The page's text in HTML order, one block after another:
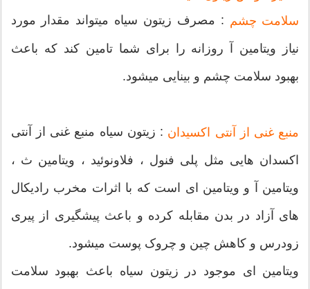
سلامت چشم : مصرف زیتون سیاه میتواند مقدار مورد
نیاز ویتامین آ روزانه را برای شما تامین کند که باعث
بهبود سلامت چشم و بینایی میشود.
منبع غنی از آنتی اکسیدان : زیتون سیاه منبع غنی از آنتی
اکسدان هایی مثل پلی فنول ، فلاونوئید ، ویتامین ث ،
ویتامین آ و ویتامین ای است که با اثرات مخرب رادیکال
های آزاد در بدن مقابله کرده و باعث پیشگیری از پیری
زودرس و کاهش چین و چروک پوست میشود.
ویتامین ای موجود در زیتون سیاه باعث بهبود سلامت